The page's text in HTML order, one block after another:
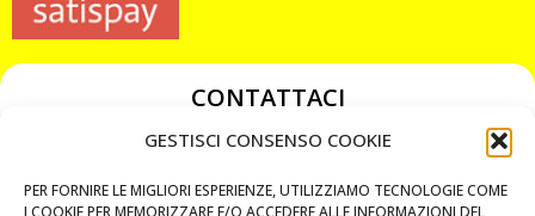
GESTISCI CONSENSO COOKIE
PER FORNIRE LE MIGLIORI ESPERIENZE, UTILIZZIAMO TECNOLOGIE COME
I COOKIE PER MEMORIZZARE E/O ACCEDERE ALLE INFORMAZIONI DEL
CONTATTACI
349 3863811
chiavicodificate@gmail.com